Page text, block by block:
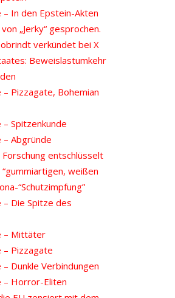
In den Epstein-Akten
„Jerky“ gesprochen.
verkündet bei X
Beweislastumkehr
Pizzagate, Bohemian
Spitzenkunde
Abgründe
entschlüsselt
weißen
“Schutzimpfung”
Die Spitze des
– Mittäter
Pizzagate
Dunkle Verbindungen
– Horror-Eliten